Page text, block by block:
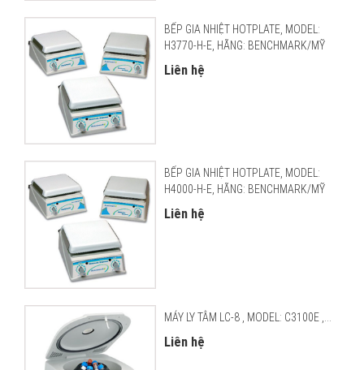
BẾP GIA NHIỆT HOTPLATE, MODEL:
H3770-H-E, HÃNG: BENCHMARK/MỸ
Liên hệ
BẾP GIA NHIỆT HOTPLATE, MODEL:
H4000-H-E, HÃNG: BENCHMARK/MỸ
Liên hệ
MÁY LY TÂM LC-8 , MODEL: C3100E ,...
Liên hệ